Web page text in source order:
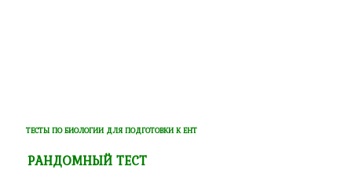
ТЕСТЫ ПО БИОЛОГИИ ДЛЯ ПОДГОТОВКИ К ЕНТ
РАНДОМНЫЙ ТЕСТ